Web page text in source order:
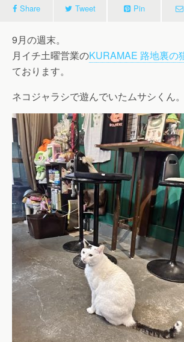
Share Tweet Pin
9月の週末。
月イチ土曜営業のKURAMAE 路地裏の
ております。
ネコジャラシで遊んでいたムサシくん。